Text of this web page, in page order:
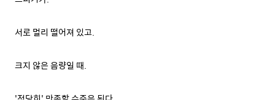
서로 멀리 떨어져 있고.
크지 않은 음량일 때.